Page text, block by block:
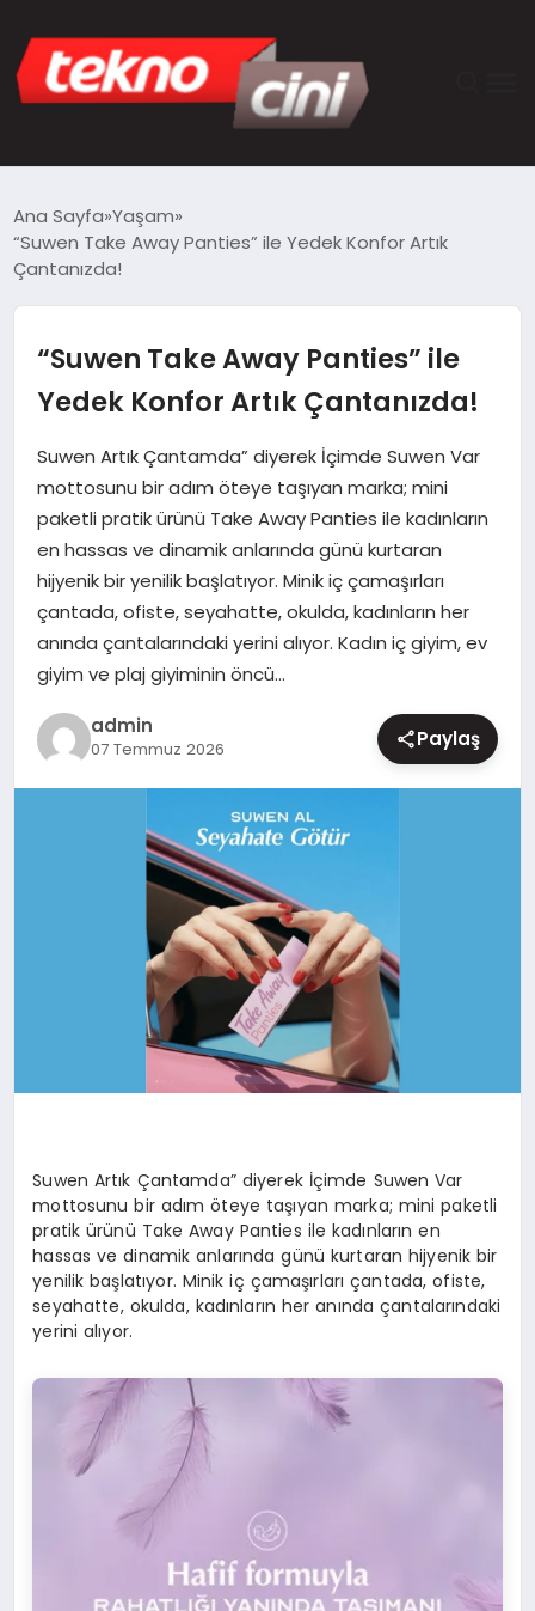
TEKNOLOJI
DÜNYA
MAGAZIN
Ana Sayfa Yaşam
“Suwen Take Away Panties” ile Yedek Konfor Artık
Çantanızda!
“Suwen Take Away Panties” ile
Yedek Konfor Artık Çantanızda!
Suwen Artık Çantamda” diyerek İçimde Suwen Var
mottosunu bir adım öteye taşıyan marka; mini
paketli pratik ürünü Take Away Panties ile kadınların
en hassas ve dinamik anlarında günü kurtaran
hijyenik bir yenilik başlatıyor. Minik iç çamaşırları
çantada, ofiste, seyahatte, okulda, kadınların her
anında çantalarındaki yerini alıyor. Kadın iç giyim, ev
giyim ve plaj giyiminin öncü…
admin
07 Temmuz 2026 Paylaş
Suwen Artık Çantamda” diyerek İçimde Suwen Var
mottosunu bir adım öteye taşıyan marka; mini paketli
pratik ürünü Take Away Panties ile kadınların en
hassas ve dinamik anlarında günü kurtaran hijyenik bir
yenilik başlatıyor. Minik iç çamaşırları çantada, ofiste,
seyahatte, okulda, kadınların her anında çantalarındaki
yerini alıyor.